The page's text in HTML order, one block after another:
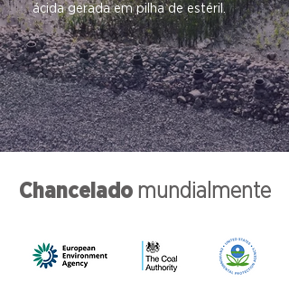
ácida gerada em pilha de estéril.
Chancelado mundialmente